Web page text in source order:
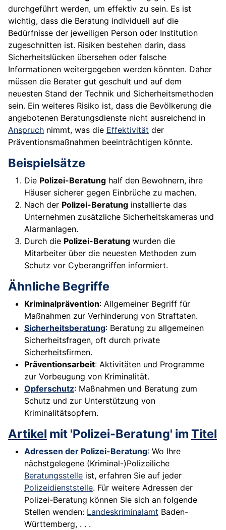
durchgeführt werden, um effektiv zu sein. Es ist
wichtig, dass die Beratung individuell auf die
Bedürfnisse der jeweiligen Person oder Institution
zugeschnitten ist. Risiken bestehen darin, dass
Sicherheitslücken übersehen oder falsche
Informationen weitergegeben werden könnten. Daher
müssen die Berater gut geschult und auf dem
neuesten Stand der Technik und Sicherheitsmethoden
sein. Ein weiteres Risiko ist, dass die Bevölkerung die
angebotenen Beratungsdienste nicht ausreichend in
Anspruch nimmt, was die Effektivität der
Präventionsmaßnahmen beeinträchtigen könnte.
Beispielsätze
Die Polizei-Beratung half den Bewohnern, ihre
Häuser sicherer gegen Einbrüche zu machen.
Nach der Polizei-Beratung installierte das
Unternehmen zusätzliche Sicherheitskameras und
Alarmanlagen.
Durch die Polizei-Beratung wurden die
Mitarbeiter über die neuesten Methoden zum
Schutz vor Cyberangriffen informiert.
Ähnliche Begriffe
Kriminalprävention: Allgemeiner Begriff für
Maßnahmen zur Verhinderung von Straftaten.
Sicherheitsberatung: Beratung zu allgemeinen
Sicherheitsfragen, oft durch private
Sicherheitsfirmen.
Präventionsarbeit: Aktivitäten und Programme
zur Vorbeugung von Kriminalität.
Opferschutz: Maßnahmen und Beratung zum
Schutz und zur Unterstützung von
Kriminalitätsopfern.
Artikel mit 'Polizei-Beratung' im Titel
Adressen der Polizei-Beratung: Wo Ihre
nächstgelegene (Kriminal-)Polizeiliche
Beratungsstelle ist, erfahren Sie auf jeder
Polizeidienststelle. Für weitere Adressen der
Polizei-Beratung können Sie sich an folgende
Stellen wenden: Landeskriminalamt Baden-
Württemberg, . . .